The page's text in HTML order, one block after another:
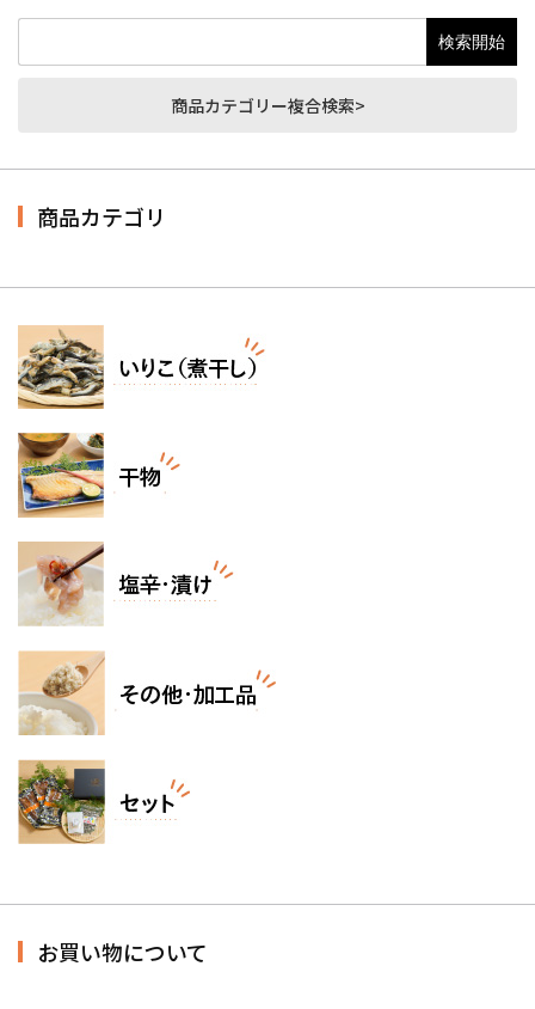
商品カテゴリー複合検索>
商品カテゴリ
お買い物について